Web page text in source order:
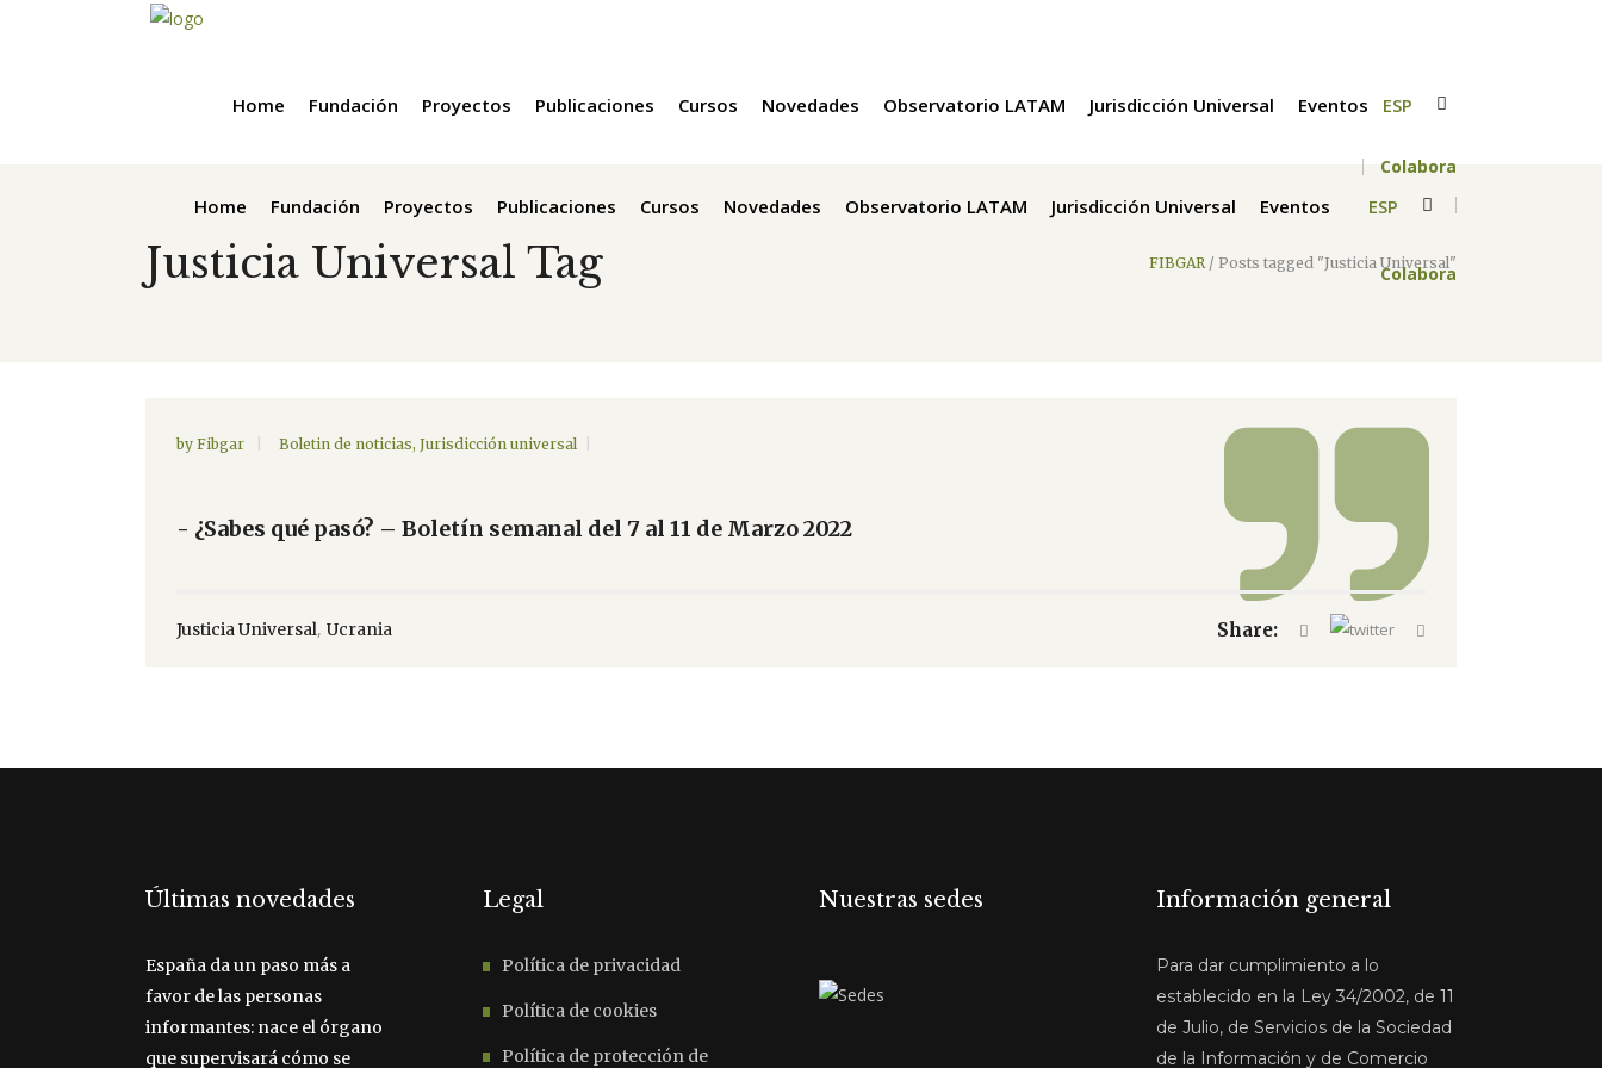
Home Fundación Proyectos Publicaciones Cursos Novedades Observatorio LATAM Jurisdicción Universal Eventos ESP
Colabora
Home Fundación Proyectos Publicaciones Cursos Novedades Observatorio LATAM Jurisdicción Universal Eventos ESP
Colabora
Justicia Universal Tag FIBGAR / Posts tagged "Justicia Universal"
by Fibgar Boletin de noticias, Jurisdicción universal
- ¿Sabes qué pasó? – Boletín semanal del 7 al 11 de Marzo 2022
Justicia Universal, Ucrania Share:
Últimas novedades
España da un paso más a
favor de las personas
informantes: nace el órgano
que supervisará cómo se
Legal
Política de privacidad
Política de cookies
Política de protección de
Nuestras sedes Información general
Para dar cumplimiento a lo
establecido en la Ley 34/2002, de 11
de Julio, de Servicios de la Sociedad
de la Información y de Comercio